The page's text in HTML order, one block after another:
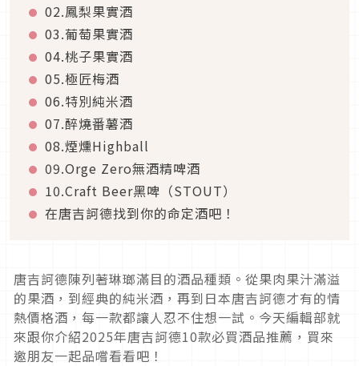
02.鳳梨果實酒
03.葡萄果實酒
04.桃子果實酒
05.極匠梅酒
06.特別純米酒
07.醉燒番薯酒
08.煙燻Highball
09.Orge Zero無酒精啤酒
10.Craft Beer黑啤（STOUT）
在唐吉訶德找到你的命定酒吧！
唐吉訶德陳列著琳瑯滿目的酒品種類。從果肉果汁滿溢
的果酒，到經典的純米酒，再到日本唐吉訶德才有的情
熱價格酒，每一款都讓人忍不住想一試。今天編輯部就
來跟你介紹2025年唐吉訶德10款必買酒品推薦，買來
邀朋友一起品嚐看看吧！